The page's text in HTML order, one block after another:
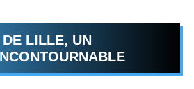
LILLE, UN